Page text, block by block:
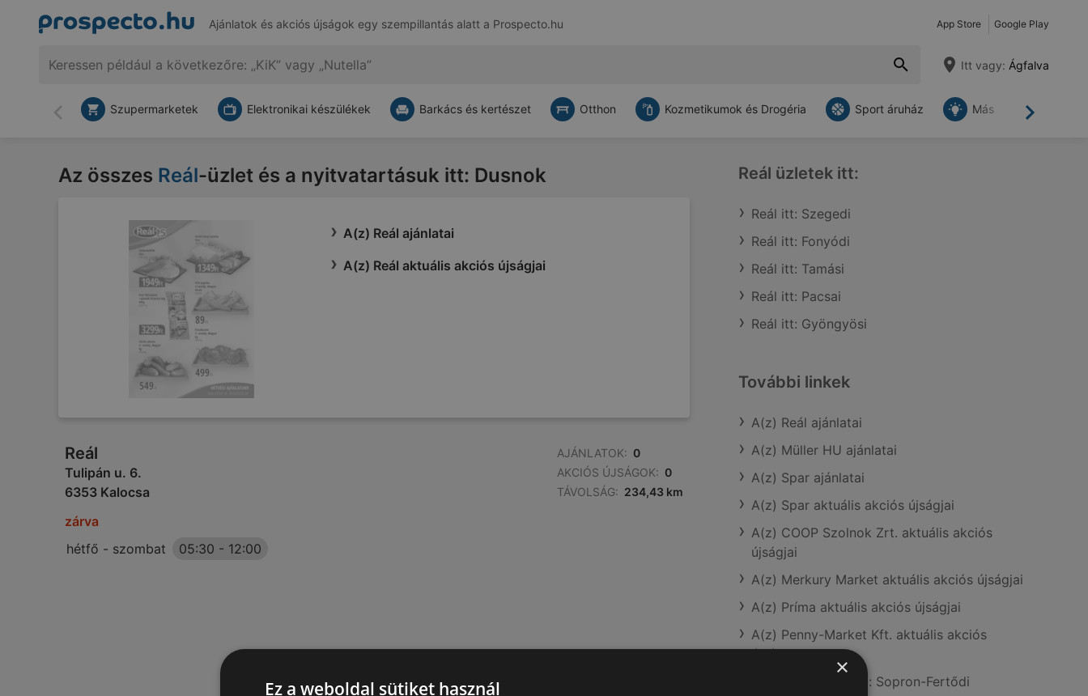
Ajánlatok és akciós újságok egy szempillantás alatt a Prospecto.hu App Store Google Play
Itt vagy: Ágfalva
Vissza Tovább
Szupermarketek Elektronikai készülékek Barkács és kertészet Otthon Kozmetikumok és Drogéria Sport áruház Más
Az összes Reál-üzlet és a nyitvatartásuk itt: Dusnok
A(z) Reál ajánlatai
A(z) Reál aktuális akciós újságjai
Reál
Tulipán u. 6.
6353 Kalocsa
AJÁNLATOK: 0
AKCIÓS ÚJSÁGOK: 0
TÁVOLSÁG: 234,43 km
zárva
hétfő - szombat
05:30 - 12:00
Reál üzletek itt:
Reál itt: Szegedi
Reál itt: Fonyódi
Reál itt: Tamási
Reál itt: Pacsai
Reál itt: Gyöngyösi
További linkek
A(z) Reál ajánlatai
A(z) Müller HU ajánlatai
A(z) Spar ajánlatai
A(z) Spar aktuális akciós újságjai
A(z) COOP Szolnok Zrt. aktuális akciós
újságjai
A(z) Merkury Market aktuális akciós újságjai
A(z) Príma aktuális akciós újságjai
A(z) Penny-Market Kft. aktuális akciós
újságjai
A(z) Reál üzletei itt: Sopron-Fertődi
×
Ez a weboldal sütiket használ